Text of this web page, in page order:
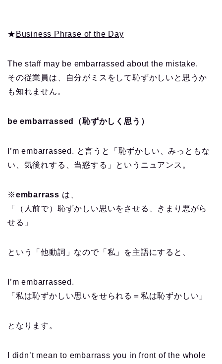
★ Business Phrase of the Day
The staff may be embarrassed about the mistake.
その従業員は、自分がミスをして恥ずかしいと思うか
も知れません。
be embarrassed（恥ずかしく思う）
I’m embarrassed. と言うと「恥ずかしい、みっともな
い、気後れする、当惑する」というニュアンス。
※embarrass は、
「（人前で）恥ずかしい思いをさせる、きまり悪がら
せる」
という「他動詞」なので「私」を主語にすると、
I’m embarrassed.
「私は恥ずかしい思いをせられる＝私は恥ずかしい」
となります。
I didn’t mean to embarrass you in front of the whole